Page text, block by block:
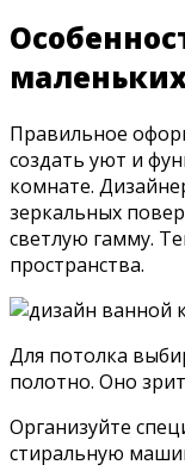
Правильное
создать уют и
комнате.
зеркальных
светлую гамму.
пространства.
Для потолка
полотно. Оно
Организуйте
стиральную